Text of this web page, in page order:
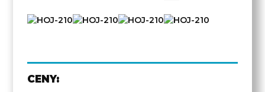
CENY: